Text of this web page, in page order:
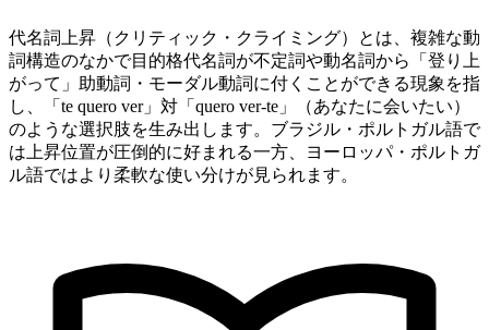
代名詞上昇（クリティック・クライミング）とは、複雑な動
詞構造のなかで目的格代名詞が不定詞や動名詞から「登り上
がって」助動詞・モーダル動詞に付くことができる現象を指
し、「te quero ver」対「quero ver-te」（あなたに会いたい）
のような選択肢を生み出します。ブラジル・ポルトガル語で
は上昇位置が圧倒的に好まれる一方、ヨーロッパ・ポルトガ
ル語ではより柔軟な使い分けが見られます。